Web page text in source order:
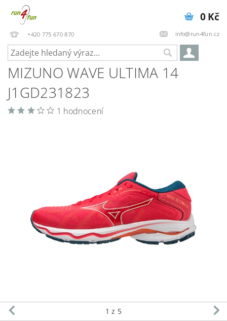
+420 775 670 870 info@run4fun.cz
0 Kč
MIZUNO WAVE ULTIMA 14
J1GD231823
1 hodnocení
1 z 5